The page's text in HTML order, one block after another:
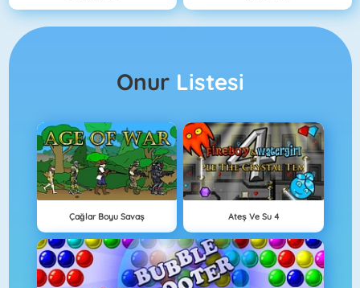
Onur Listesi
Çağlar Boyu Savaş Ateş Ve Su 4